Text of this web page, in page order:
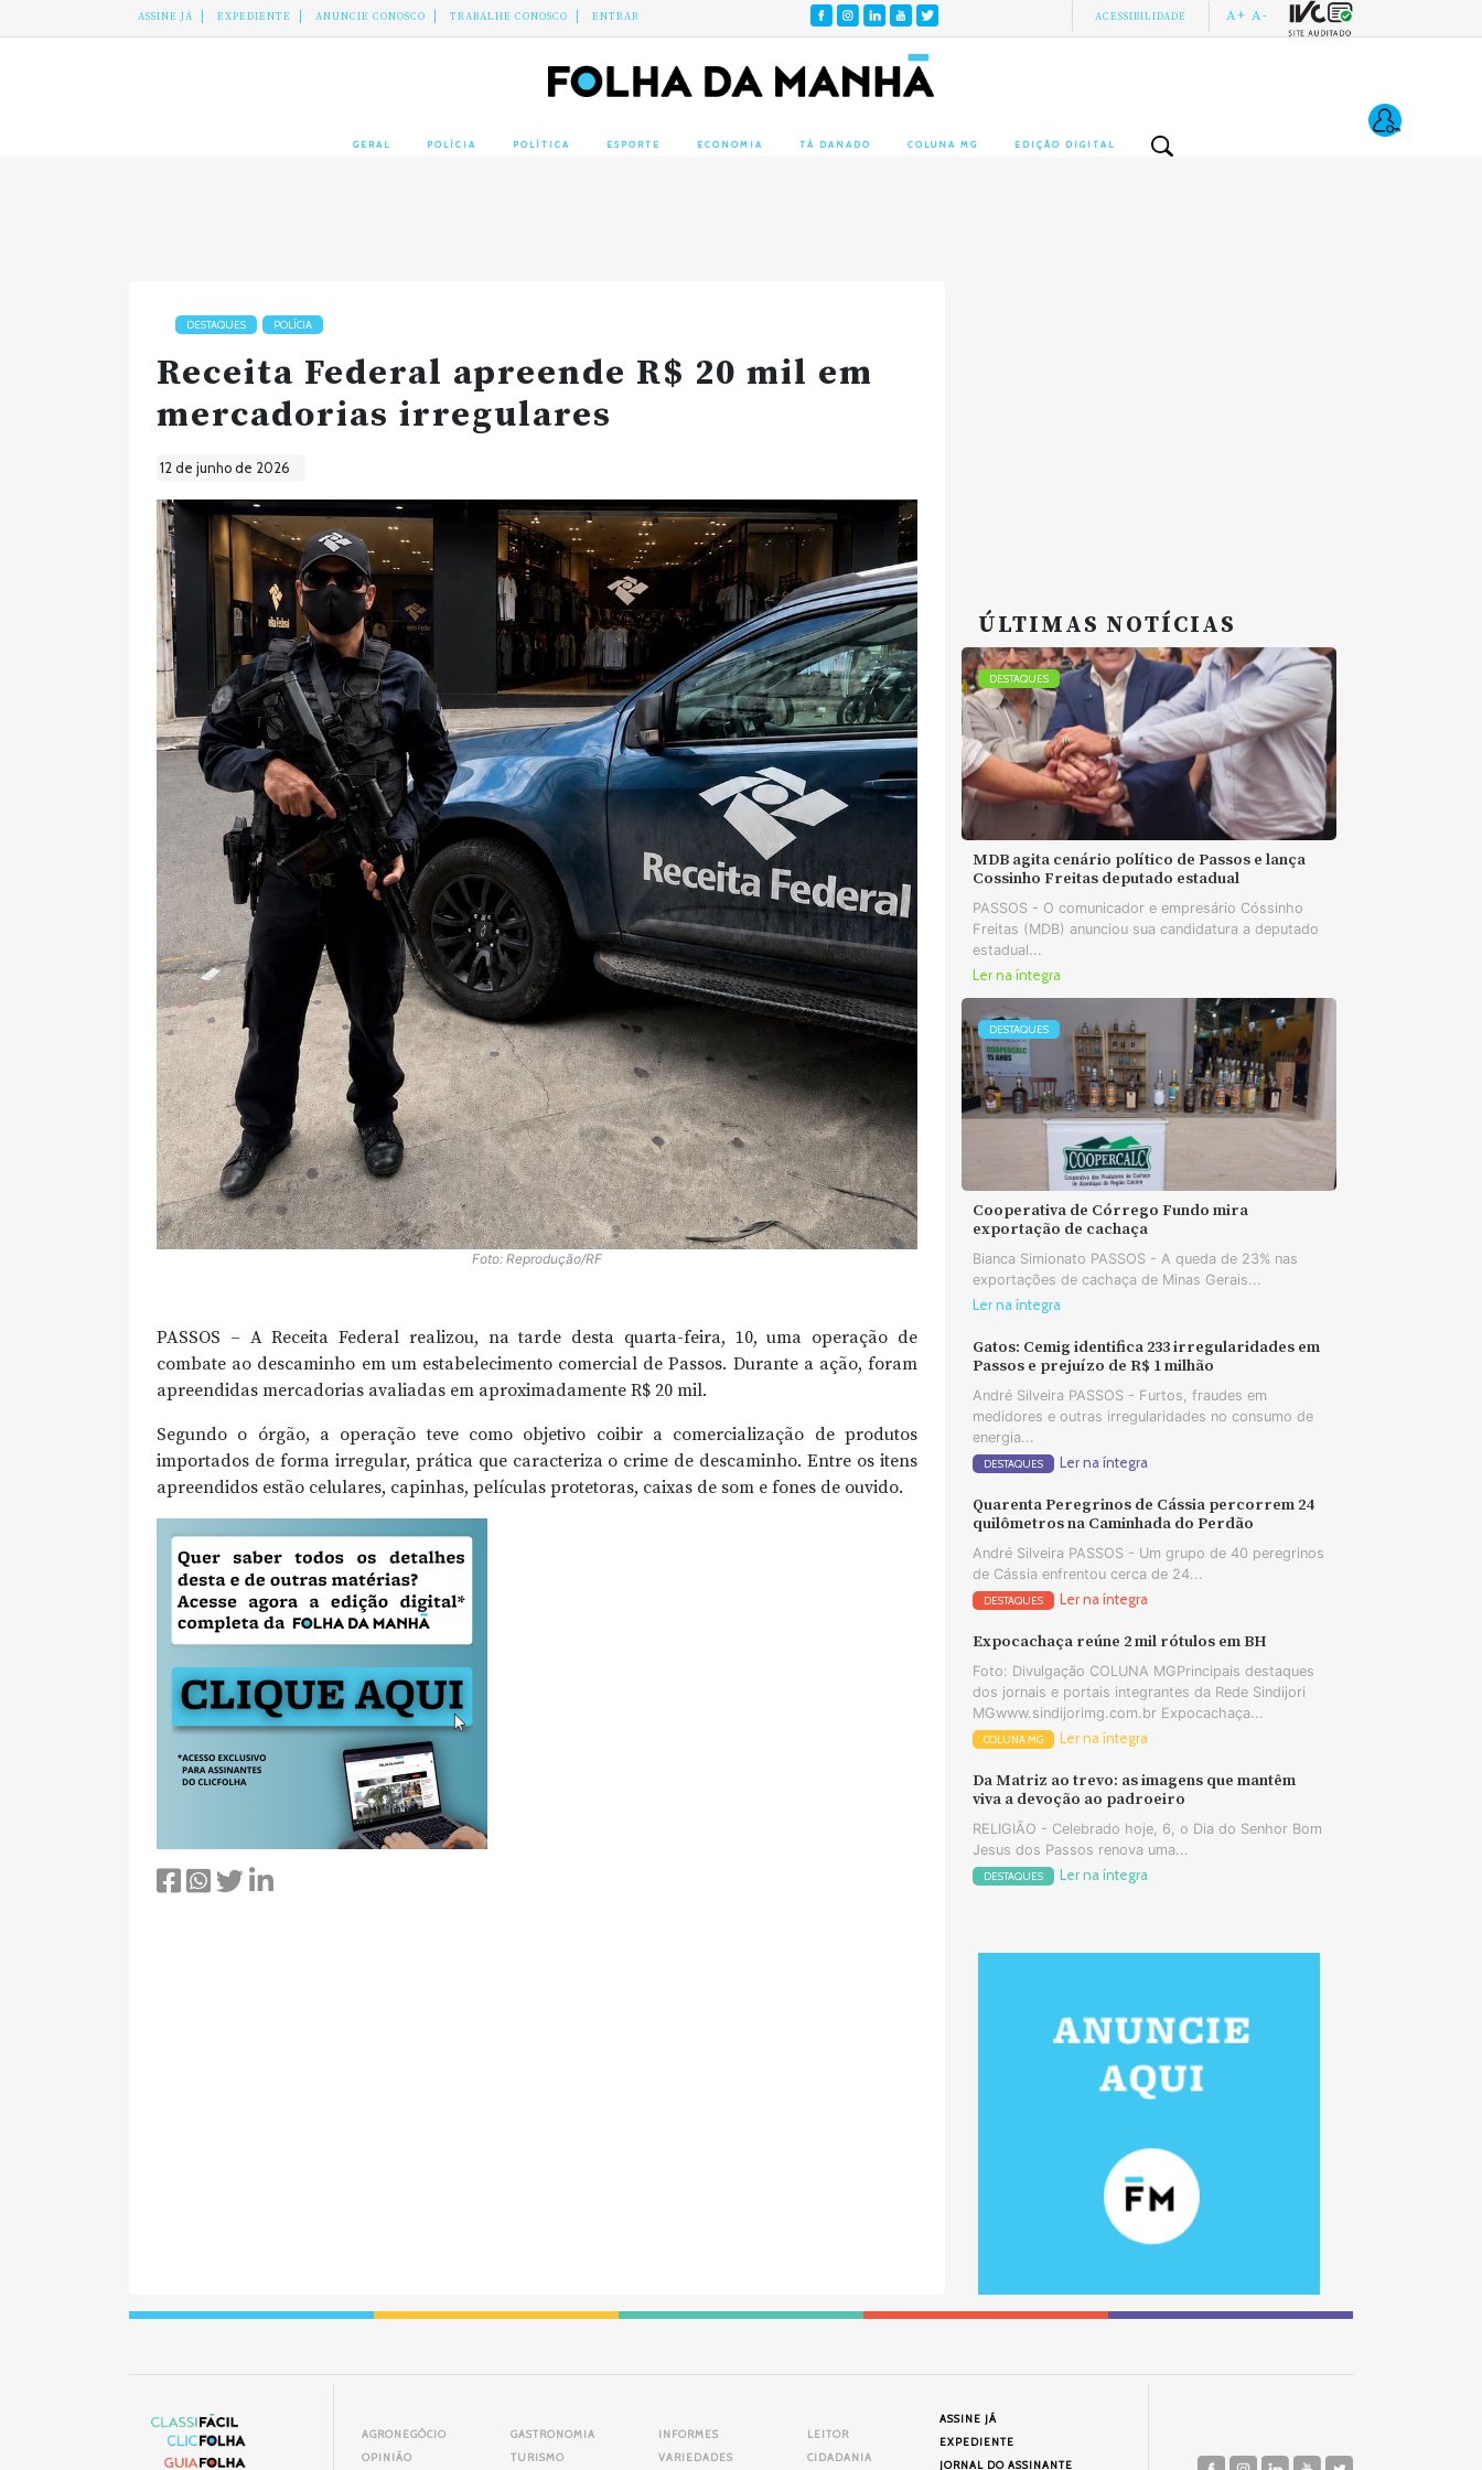
ASSINE JÁ EXPEDIENTE ANUNCIE CONOSCO TRABALHE CONOSCO ENTRAR ACESSIBILIDADE A+ A-
GERAL POLÍCIA POLÍTICA ESPORTE ECONOMIA TÁ DANADO COLUNA MG EDIÇÃO DIGITAL
DESTAQUES POLÍCIA
Receita Federal apreende R$ 20 mil em
mercadorias irregulares
12 de junho de 2026
Foto: Reprodução/RF
PASSOS – A Receita Federal realizou, na tarde desta quarta-feira, 10, uma operação de
combate ao descaminho em um estabelecimento comercial de Passos. Durante a ação, foram
apreendidas mercadorias avaliadas em aproximadamente R$ 20 mil.
Segundo o órgão, a operação teve como objetivo coibir a comercialização de produtos
importados de forma irregular, prática que caracteriza o crime de descaminho. Entre os itens
apreendidos estão celulares, capinhas, películas protetoras, caixas de som e fones de ouvido.
ÚLTIMAS NOTÍCIAS
DESTAQUES
MDB agita cenário político de Passos e lança
Cossinho Freitas deputado estadual
PASSOS - O comunicador e empresário Cóssinho
Freitas (MDB) anunciou sua candidatura a deputado
estadual...
Ler na íntegra
DESTAQUES
Cooperativa de Córrego Fundo mira
exportação de cachaça
Bianca Simionato PASSOS - A queda de 23% nas
exportações de cachaça de Minas Gerais...
Ler na íntegra
Gatos: Cemig identifica 233 irregularidades em
Passos e prejuízo de R$ 1 milhão
André Silveira PASSOS - Furtos, fraudes em
medidores e outras irregularidades no consumo de
energia...
DESTAQUES Ler na íntegra
Quarenta Peregrinos de Cássia percorrem 24
quilômetros na Caminhada do Perdão
André Silveira PASSOS - Um grupo de 40 peregrinos
de Cássia enfrentou cerca de 24...
DESTAQUES Ler na íntegra
Expocachaça reúne 2 mil rótulos em BH
Foto: Divulgação COLUNA MGPrincipais destaques
dos jornais e portais integrantes da Rede Sindijori
MGwww.sindijorimg.com.br Expocachaça...
COLUNA MG Ler na íntegra
Da Matriz ao trevo: as imagens que mantêm
viva a devoção ao padroeiro
RELIGIÃO - Celebrado hoje, 6, o Dia do Senhor Bom
Jesus dos Passos renova uma...
DESTAQUES Ler na íntegra
AGRONEGÓCIO GASTRONOMIA INFORMES
LEITOR
OPINIÃO
TURISMO VARIEDADES CIDADANIA
ASSINE JÁ
EXPEDIENTE
JORNAL DO ASSINANTE